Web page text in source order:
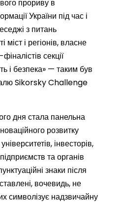
прориву в
України під час і
з питань
міст і регіонів, власне
секції
і безпека» — таким був
Sikorsky Challenge
дня стала панельна
розвитку
інвесторів,
та органів
знаки після
вочевидь, не
символізує надзвичайну